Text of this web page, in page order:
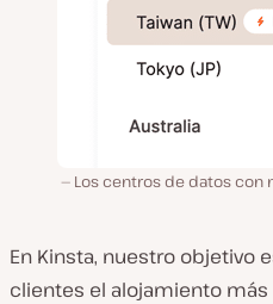
Los centros de datos con
En Kinsta, nuestro objetivo
clientes el alojamiento